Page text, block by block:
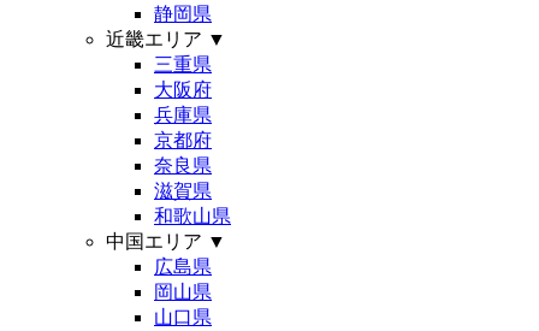
静岡県
近畿エリア ▼
三重県
大阪府
兵庫県
京都府
奈良県
滋賀県
和歌山県
中国エリア ▼
広島県
岡山県
山口県